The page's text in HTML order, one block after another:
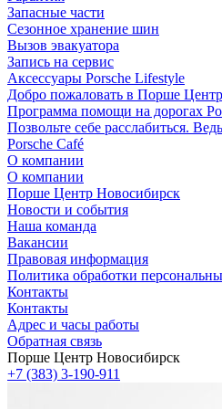
Запасные части
Сезонное хранение шин
Вызов эвакуатора
Запись на сервис
Аксессуары Porsche Lifestyle
Добро пожаловать в Порше
Программа помощи на дорогах
Позвольте себе расслабиться.
Porsche Café
О компании
О компании
Порше Центр Новосибирск
Новости и события
Наша команда
Вакансии
Правовая информация
Политика обработки
Контакты
Контакты
Адрес и часы работы
Обратная связь
Порше Центр Новосибирск
+7 (383) 3-190-911